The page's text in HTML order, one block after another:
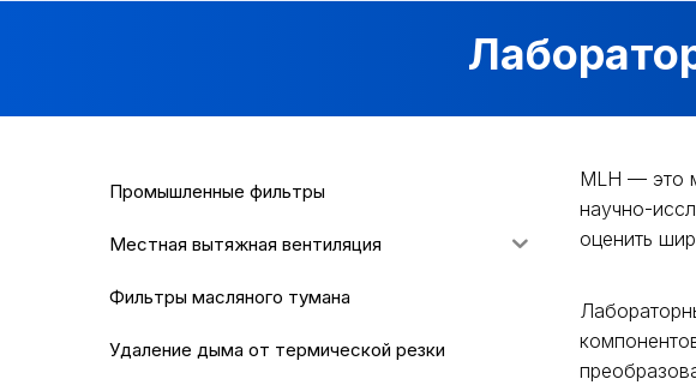
MLH — это
научно-
оценить
Промышленные фильтры
Местная вытяжная вентиляция
Фильтры масляного тумана
Удаление дыма от термической резки